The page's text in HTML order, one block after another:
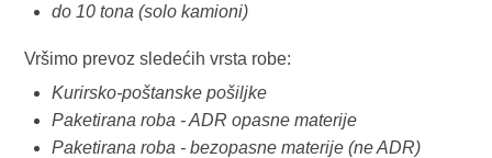
do 10 tona (solo kamioni)
Vršimo prevoz sledećih vrsta robe:
Kurirsko-poštanske pošiljke
Paketirana roba - ADR opasne materije
Paketirana roba - bezopasne materije (ne ADR)